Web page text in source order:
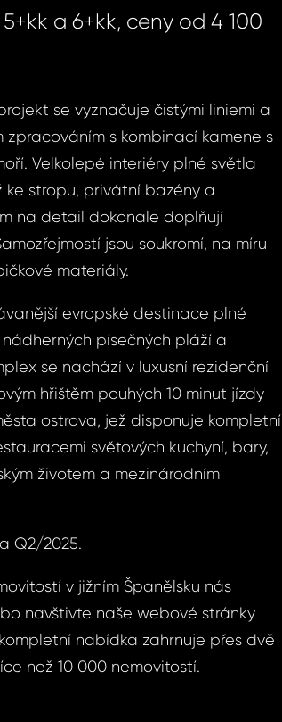
a 6+kk, ceny od 4 100
se vyznačuje čistými liniemi a
zpracováním s kombinací kamene s
Velkolepé interiéry plné světla
stropu, privátní bazény a
na detail dokonale doplňují
jsou soukromí, na míru
materiály.
evropské destinace plné
písečných pláží a
se nachází v luxusní rezidenční
hřištěm pouhých 10 minut jízdy
ostrova, jež disponuje kompletní
světových kuchyní, bary,
životem a mezinárodním
Q2/2025.
v jižním Španělsku nás
navštivte naše webové stránky
nabídka zahrnuje přes dvě
než 10 000 nemovitostí.